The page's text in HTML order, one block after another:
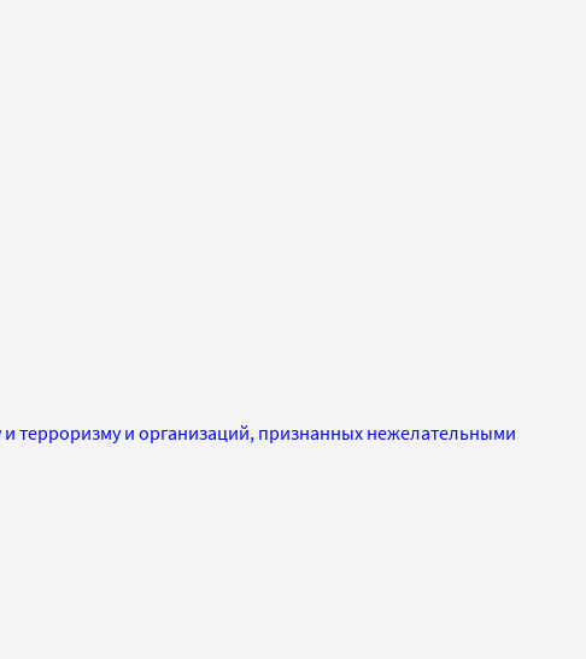
и терроризму и организаций, признанных нежелательными